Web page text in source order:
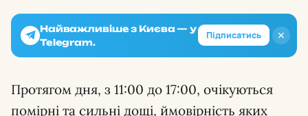
✕
Найважливіше з Києва — у
Telegram.
Підписатись
Протягом дня, з 11:00 до 17:00, очікуються
помірні та сильні дощі, ймовірність яких